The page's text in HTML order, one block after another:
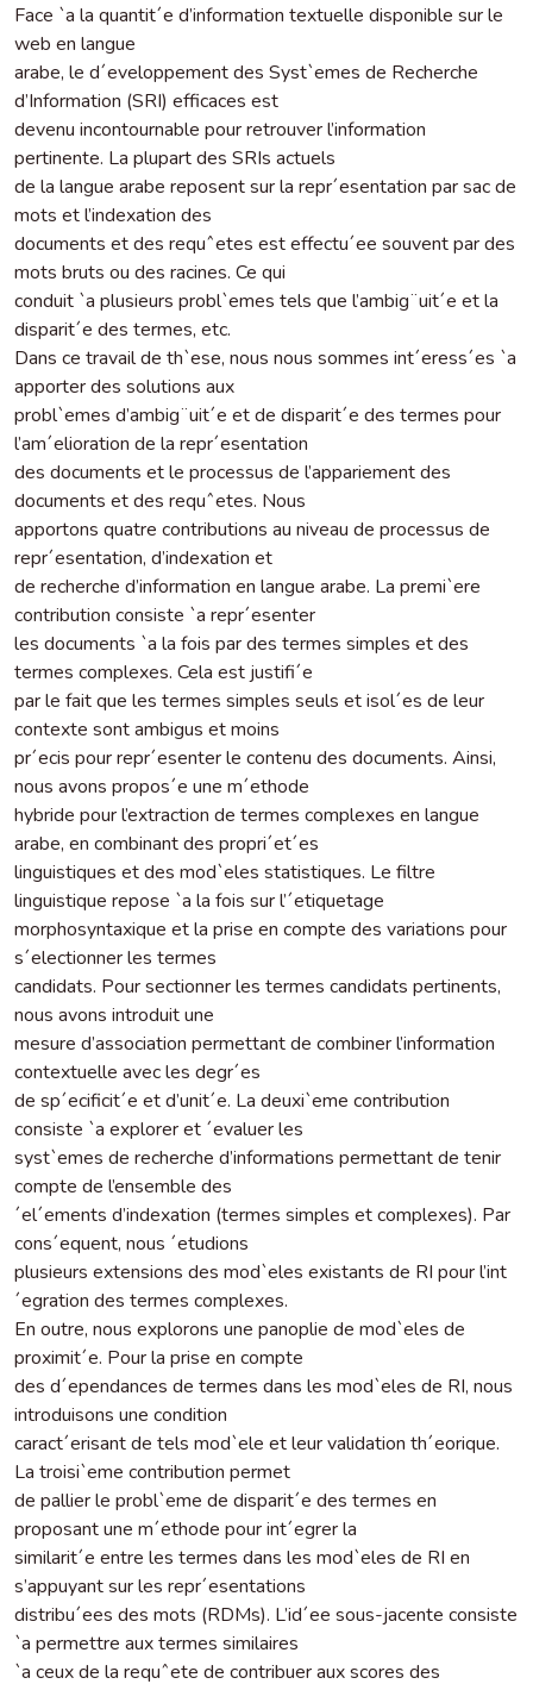
Face `a la quantit´e d’information textuelle disponible sur le
web en langue
arabe, le d´eveloppement des Syst`emes de Recherche
d’Information (SRI) efficaces est
devenu incontournable pour retrouver l’information
pertinente. La plupart des SRIs actuels
de la langue arabe reposent sur la repr´esentation par sac de
mots et l’indexation des
documents et des requˆetes est effectu´ee souvent par des
mots bruts ou des racines. Ce qui
conduit `a plusieurs probl`emes tels que l’ambig¨uit´e et la
disparit´e des termes, etc.
Dans ce travail de th`ese, nous nous sommes int´eress´es `a
apporter des solutions aux
probl`emes d’ambig¨uit´e et de disparit´e des termes pour
l’am´elioration de la repr´esentation
des documents et le processus de l’appariement des
documents et des requˆetes. Nous
apportons quatre contributions au niveau de processus de
repr´esentation, d’indexation et
de recherche d’information en langue arabe. La premi`ere
contribution consiste `a repr´esenter
les documents `a la fois par des termes simples et des
termes complexes. Cela est justifi´e
par le fait que les termes simples seuls et isol´es de leur
contexte sont ambigus et moins
pr´ecis pour repr´esenter le contenu des documents. Ainsi,
nous avons propos´e une m´ethode
hybride pour l’extraction de termes complexes en langue
arabe, en combinant des propri´et´es
linguistiques et des mod`eles statistiques. Le filtre
linguistique repose `a la fois sur l’´etiquetage
morphosyntaxique et la prise en compte des variations pour
s´electionner les termes
candidats. Pour sectionner les termes candidats pertinents,
nous avons introduit une
mesure d’association permettant de combiner l’information
contextuelle avec les degr´es
de sp´ecificit´e et d’unit´e. La deuxi`eme contribution
consiste `a explorer et ´evaluer les
syst`emes de recherche d’informations permettant de tenir
compte de l’ensemble des
´el´ements d’indexation (termes simples et complexes). Par
cons´equent, nous ´etudions
plusieurs extensions des mod`eles existants de RI pour l’int
´egration des termes complexes.
En outre, nous explorons une panoplie de mod`eles de
proximit´e. Pour la prise en compte
des d´ependances de termes dans les mod`eles de RI, nous
introduisons une condition
caract´erisant de tels mod`ele et leur validation th´eorique.
La troisi`eme contribution permet
de pallier le probl`eme de disparit´e des termes en
proposant une m´ethode pour int´egrer la
similarit´e entre les termes dans les mod`eles de RI en
s’appuyant sur les repr´esentations
distribu´ees des mots (RDMs). L’id´ee sous-jacente consiste
`a permettre aux termes similaires
`a ceux de la requˆete de contribuer aux scores des